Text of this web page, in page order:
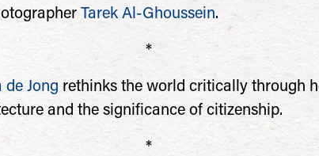
Tarek Al-Ghoussein.
*
Jong rethinks the world critically through
and the significance of citizenship.
*